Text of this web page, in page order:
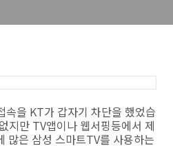
속을 KT가 갑자기 차단을 했었습
지만 TV앱이나 웹서핑등에서 제
많은 삼성 스마트TV를 사용하는